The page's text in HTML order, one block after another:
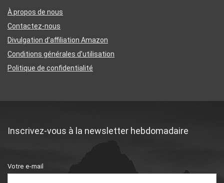
À propos de nous
Contactez-nous
Divulgation d’affiliation Amazon
Conditions générales d’utilisation
Politique de confidentialité
Inscrivez-vous à la newsletter hebdomadaire
Votre e-mail